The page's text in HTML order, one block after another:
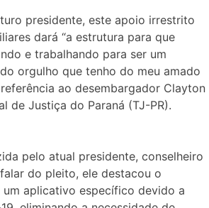
presidente, este apoio irrestrito
dará “a estrutura para que
e trabalhando para ser um
orgulho que tenho do meu amado
ao desembargador Clayton
de Justiça do Paraná (TJ-PR).
pelo atual presidente, conselheiro
do pleito, ele destacou o
aplicativo específico devido a